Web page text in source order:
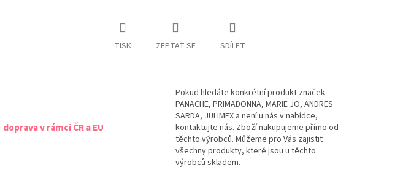
TISK ZEPTAT SE SDÍLET
doprava v rámci ČR a EU
Pokud hledáte konkrétní produkt značek
PANACHE, PRIMADONNA, MARIE JO, ANDRES
SARDA, JULIMEX a není u nás v nabídce,
kontaktujte nás. Zboží nakupujeme přímo od
těchto výrobců. Můžeme pro Vás zajistit
všechny produkty, které jsou u těchto
výrobců skladem.